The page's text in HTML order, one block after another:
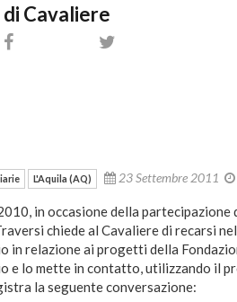
Cavaliere
L'Aquila (AQ) 23 Settembre 2011
in occasione della partecipazione
chiede al Cavaliere di recarsi
in relazione ai progetti della
e lo mette in contatto, utilizzando il
la seguente conversazione: